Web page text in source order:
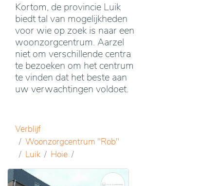
Kortom, de provincie Luik
biedt tal van mogelijkheden
voor wie op zoek is naar een
woonzorgcentrum. Aarzel
niet om verschillende centra
te bezoeken om het centrum
te vinden dat het beste aan
uw verwachtingen voldoet.
Verblijf
Woonzorgcentrum "Rob"
Luik
Hoie